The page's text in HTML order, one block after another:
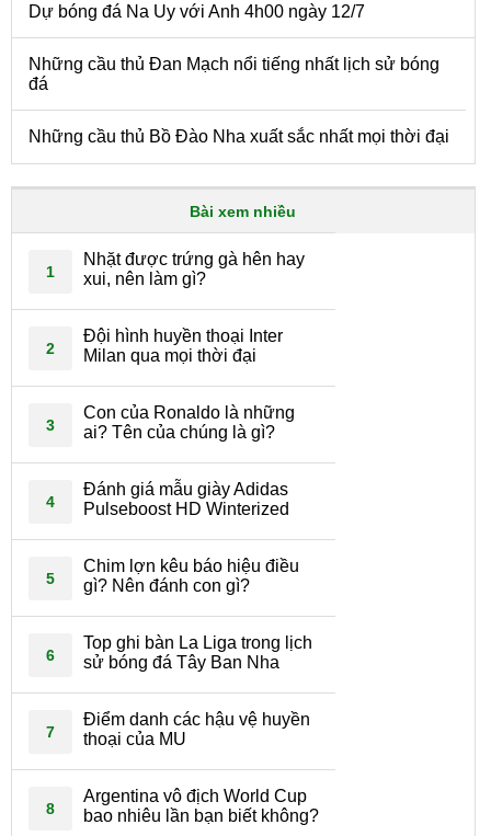
Dự bóng đá Na Uy với Anh 4h00 ngày 12/7
Những cầu thủ Đan Mạch nổi tiếng nhất lịch sử bóng
đá
Những cầu thủ Bồ Đào Nha xuất sắc nhất mọi thời đại
Bài xem nhiều
1
Nhặt được trứng gà hên hay
xui, nên làm gì?
2
Đội hình huyền thoại Inter
Milan qua mọi thời đại
3
Con của Ronaldo là những
ai? Tên của chúng là gì?
4
Đánh giá mẫu giày Adidas
Pulseboost HD Winterized
5
Chim lợn kêu báo hiệu điều
gì? Nên đánh con gì?
6
Top ghi bàn La Liga trong lịch
sử bóng đá Tây Ban Nha
7
Điểm danh các hậu vệ huyền
thoại của MU
8
Argentina vô địch World Cup
bao nhiêu lần bạn biết không?